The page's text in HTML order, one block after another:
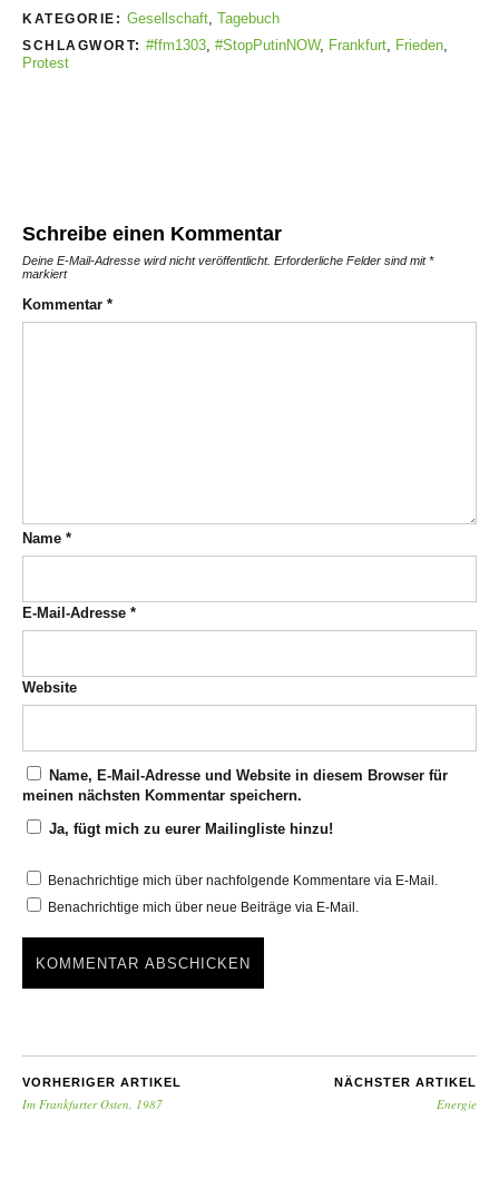
KATEGORIE: Gesellschaft, Tagebuch
SCHLAGWORT: #ffm1303 #StopPutinNOW, Frankfurt Frieden
Protest
Schreibe einen Kommentar
Deine E-Mail-Adresse wird nicht veröffentlicht. Erforderliche Felder sind mit*
markiert
Kommentar *
Name *
E-Mail-Adresse *
Website
Name, E-Mail-Adresse und Website in diesem Browser für
meinen nächsten Kommentar speichern.
Ja, fügt mich zu eurer Mailingliste hinzu!
Benachrichtige mich über nachfolgende Kommentare via E-Mail.
Benachrichtige mich über neue Beiträge via E-Mail.
VORHERIGER ARTIKEL
Im Frankfurter Osten, 1987
NÄCHSTER ARTIKEL
Energie